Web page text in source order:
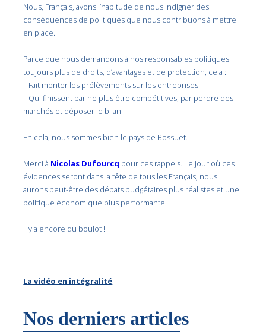
Nous, Français, avons l’habitude de nous indigner des
conséquences de politiques que nous contribuons à mettre
en place.
Parce que nous demandons à nos responsables politiques
toujours plus de droits, d’avantages et de protection, cela :
– Fait monter les prélèvements sur les entreprises.
– Qui finissent par ne plus être compétitives, par perdre des
marchés et déposer le bilan.
En cela, nous sommes bien le pays de Bossuet.
Merci à Nicolas Dufourcq pour ces rappels. Le jour où ces
évidences seront dans la tête de tous les Français, nous
aurons peut-être des débats budgétaires plus réalistes et une
politique économique plus performante.
Il y a encore du boulot !
La vidéo en intégralité
Nos derniers articles